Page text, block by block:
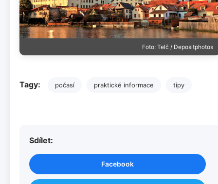
Foto: Telč / Depositphotos
Tagy: počasí praktické informace tipy
Sdílet:
Facebook